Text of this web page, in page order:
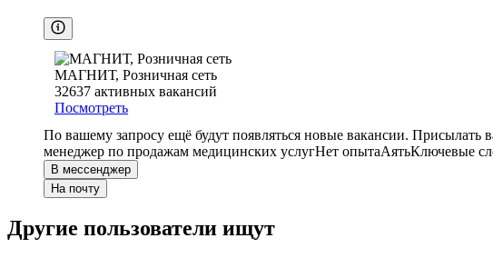
МАГНИТ, Розничная сеть
32637 активных вакансий
Посмотреть
По вашему запросу ещё будут появляться новые вакансии. Присылать
менеджер по продажам медицинских услугНет опытаАятьКлючевые
В мессенджер
На почту
Другие пользователи ищут